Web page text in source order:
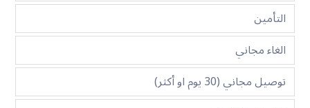
التأمين
الغاء مجاني
توصيل مجاني (30 يوم او أكثر)